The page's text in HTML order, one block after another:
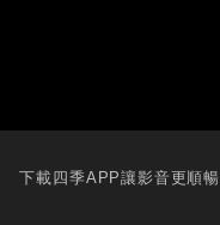
下載四季APP讓影音更順暢